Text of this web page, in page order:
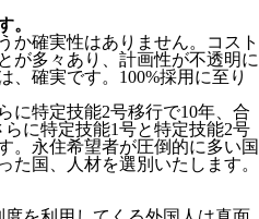
。
か確実性はありません。コスト
が多々あり、計画性が不透明に
、確実です。100%採用に至り
に特定技能2号移行で10年、合
に特定技能1号と特定技能2号
。永住希望者が圧倒的に多い国
た国、人材を選別いたします。